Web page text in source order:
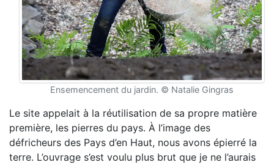
Ensemencement du jardin. © Natalie Gingras
Le site appelait à la réutilisation de sa propre matière
première, les pierres du pays. À l’image des
défricheurs des Pays d’en Haut, nous avons épierré la
terre. L’ouvrage s’est voulu plus brut que je ne l’aurais